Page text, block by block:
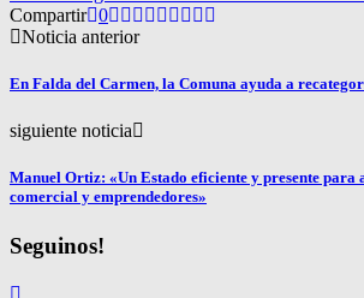
Compartir 0
Noticia anterior
En Falda del Carmen, la Comuna ayuda a
siguiente noticia
Manuel Ortiz: «Un Estado eficiente y presente para
comercial y emprendedores»
Seguinos!